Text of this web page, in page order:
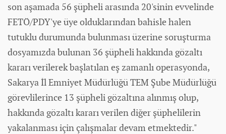
son aşamada 56 şüpheli arasında 20'sinin evvelinde
FETÖ/PDY'ye üye olduklarından bahisle halen
tutuklu durumunda bulunması üzerine soruşturma
dosyamızda bulunan 36 şüpheli hakkında gözaltı
kararı verilerek başlatılan eş zamanlı operasyonda,
Sakarya İl Emniyet Müdürlüğü TEM Şube Müdürlüğü
görevlilerince 13 şüpheli gözaltına alınmış olup,
hakkında gözaltı kararı verilen diğer şüphelilerin
yakalanması için çalışmalar devam etmektedir."